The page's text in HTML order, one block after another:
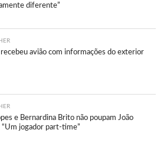
diferente”
recebeu avião com informações do exterior
e Bernardina Brito não poupam João
“Um jogador part-time”